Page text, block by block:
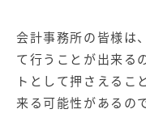
会計事務所の皆様は
て行うことが出来る
トとして押さえるこ
来る可能性があるの